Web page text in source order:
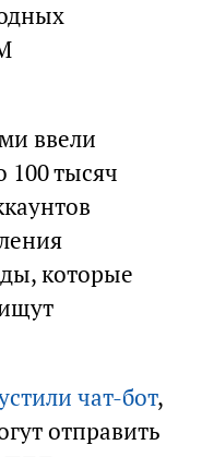
ввели
100 тысяч
которые
чат-бот,
отправить